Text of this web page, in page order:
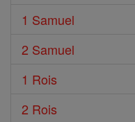
1 Samuel
2 Samuel
1 Rois
2 Rois